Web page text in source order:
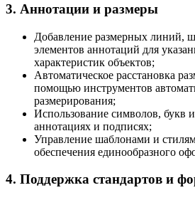
3. Аннотации и размеры
Добавление размерных линий,
элементов аннотаций для
характеристик объектов;
Автоматическое расстановка
помощью инструментов
размерирования;
Использование символов, букв
аннотациях и подписях;
Управление шаблонами и
обеспечения единообразного
4. Поддержка стандартов и